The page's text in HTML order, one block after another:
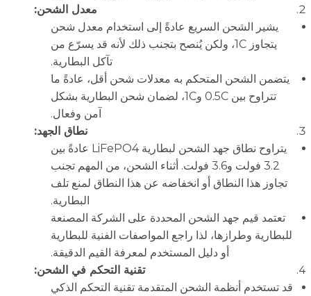
معدل الشحن:
يشير الشحن السريع عادةً إلى استخدام معدل شحن
يتجاوز 1C، ولكن يُنصح بتجنب ذلك لأنه قد يسرّع من
تآكل البطارية.
يتضمن الشحن المتحكم به معدلات شحن أقل، عادةً ما
تتراوح بين 0.5C و1C، لضمان شحن البطارية بشكل
آمن وفعال.
نطاق الجهد:
يتراوح نطاق جهد الشحن لبطارية LiFePO4 عادةً بين
3.2 فولت و3.6 فولت. أثناء الشحن، من المهم تجنب
تجاوز هذا النطاق أو انخفاضه عن هذا النطاق لمنع تلف
البطارية.
تعتمد قيم جهد الشحن المحددة على الشركة المصنعة
للبطارية وطرازها، لذا راجع المواصفات الفنية للبطارية
أو دليل المستخدم لمعرفة القيم الدقيقة.
تقنية التحكم في الشحن:
قد تستخدم أنظمة الشحن المتقدمة تقنية التحكم الذكي